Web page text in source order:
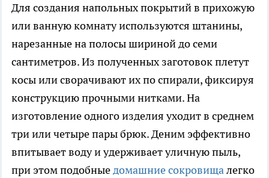
Для создания напольных покрытий в прихожую
или ванную комнату используются штанины,
нарезанные на полосы шириной до семи
сантиметров. Из полученных заготовок плетут
косы или сворачивают их по спирали, фиксируя
конструкцию прочными нитками. На
изготовление одного изделия уходит в среднем
три или четыре пары брюк. Деним эффективно
впитывает воду и удерживает уличную пыль,
при этом подобныедомашние сокровищалегко